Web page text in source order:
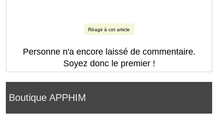
Boutique APPHIM
Réagir à cet article
Personne n'a encore laissé de commentaire.
Soyez donc le premier !